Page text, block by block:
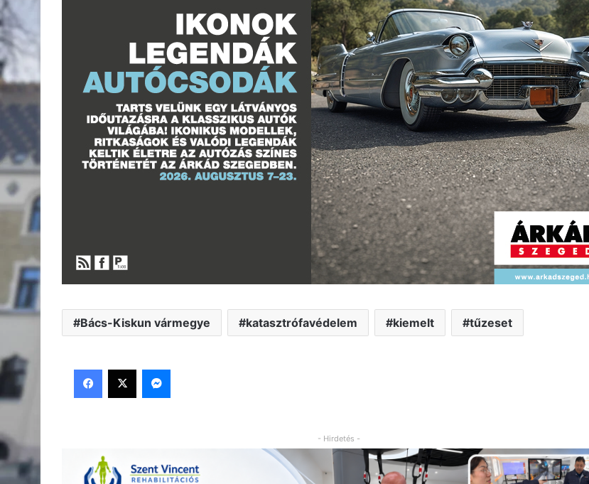
Bács-Kiskun vármegye katasztrófavédelem kiemelt tűzeset
Facebook
X Messenger
- Hirdetés -